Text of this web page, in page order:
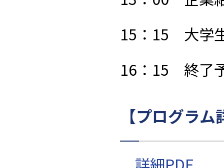
15： 15 大学
16： 15 終了
【プログラ